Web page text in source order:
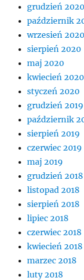
grudzień 2020
październik
wrzesień 2020
sierpień 2020
maj 2020
kwiecień 2020
styczeń 2020
grudzień 2019
październik
sierpień 2019
czerwiec 2019
maj 2019
grudzień 2018
listopad 2018
sierpień 2018
lipiec 2018
czerwiec 2018
kwiecień 2018
marzec 2018
luty 2018